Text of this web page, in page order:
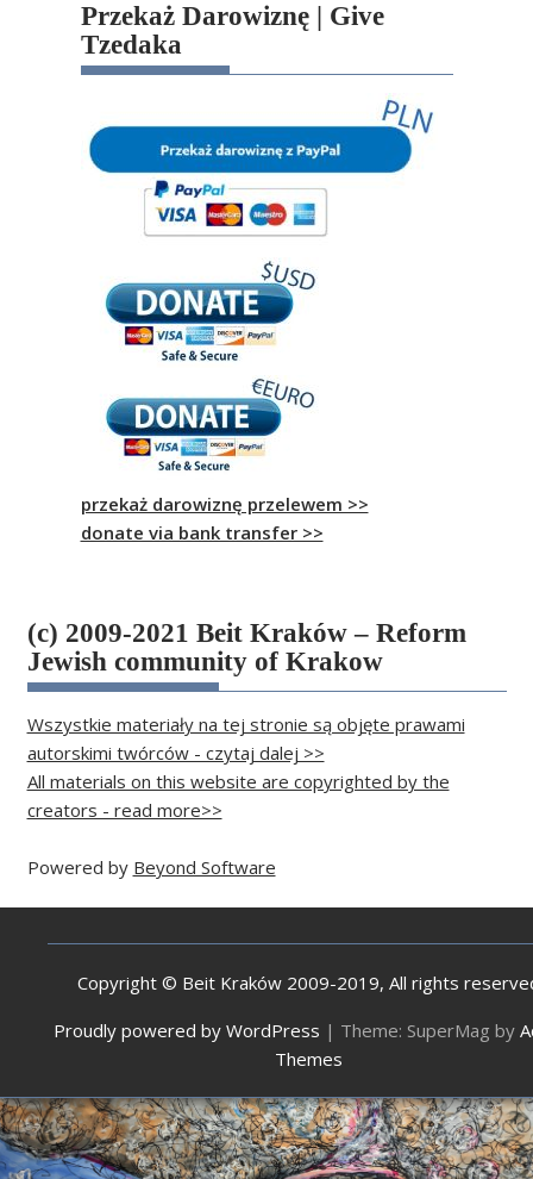
Przekaż Darowiznę | Give
Tzedaka
przekaż darowiznę przelewem >>
donate via bank transfer >>
(c) 2009-2021 Beit Kraków – Reform
Jewish community of Krakow
Wszystkie materiały na tej stronie są objęte prawami
autorskimi twórców - czytaj dalej >>
All materials on this website are copyrighted by the
creators - read more>>
Powered by Beyond Software
Copyright © Beit Kraków 2009-2019, All rights
Proudly powered by WordPress | Theme: SuperMag by
Themes